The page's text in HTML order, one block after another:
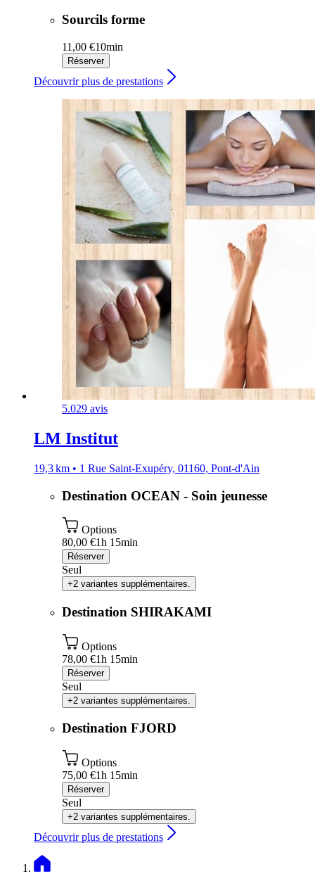
Sourcils forme
11,00 €10min
Réserver
Découvrir plus de prestations
5.029 avis
LM Institut
19,3 km • 1 Rue Saint-Exupéry, 01160, Pont-d'Ain
Destination OCEAN - Soin jeunesse
Options
80,00 €1h 15min
Réserver
Seul
+2 variantes supplémentaires.
Destination SHIRAKAMI
Options
78,00 €1h 15min
Réserver
Seul
+2 variantes supplémentaires.
Destination FJORD
Options
75,00 €1h 15min
Réserver
Seul
+2 variantes supplémentaires.
Découvrir plus de prestations